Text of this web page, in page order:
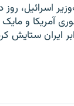
اسرائیل،
آمریکا و مایک
ایران ستایش